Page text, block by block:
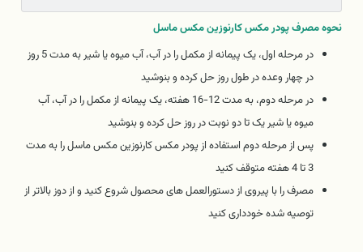
نحوه مصرف پودر مکس کارنوزین مکس ماسل
در مرحله اول، یک پیمانه از مکمل را در آب، آب میوه یا شیر به مدت 5 روز
در چهار وعده در طول روز حل کرده و بنوشید
در مرحله دوم، به مدت 12-16 هفته، یک پیمانه از مکمل را در آب، آب
میوه یا شیر یک تا دو نوبت در روز حل کرده و بنوشید
پس از مرحله دوم استفاده از پودر مکس کارنوزین مکس ماسل را به مدت
3 تا 4 هفته متوقف کنید
مصرف را با پیروی از دستورالعمل های محصول شروع کنید و از دوز بالاتر از
توصیه شده خودداری کنید